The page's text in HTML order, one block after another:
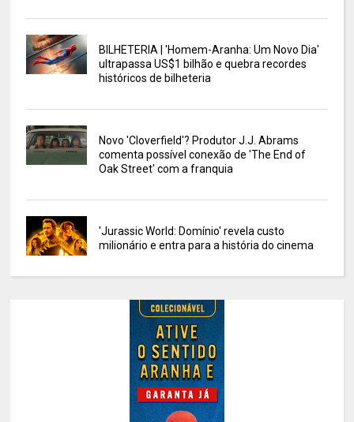
BILHETERIA | 'Homem-Aranha: Um Novo Dia'
ultrapassa US$1 bilhão e quebra recordes
históricos de bilheteria
Novo 'Cloverfield'? Produtor J.J. Abrams
comenta possível conexão de 'The End of
Oak Street' com a franquia
'Jurassic World: Domínio' revela custo
milionário e entra para a história do cinema